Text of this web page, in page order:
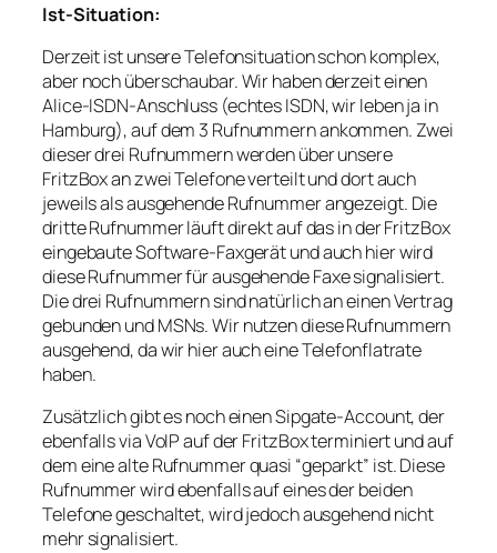
Ist-Situation:
Derzeit ist unsere Telefonsituation schon komplex,
aber noch überschaubar. Wir haben derzeit einen
Alice-ISDN-Anschluss (echtes ISDN, wir leben ja in
Hamburg), auf dem 3 Rufnummern ankommen. Zwei
dieser drei Rufnummern werden über unsere
FritzBox an zwei Telefone verteilt und dort auch
jeweils als ausgehende Rufnummer angezeigt. Die
dritte Rufnummer läuft direkt auf das in der FritzBox
eingebaute Software-Faxgerät und auch hier wird
diese Rufnummer für ausgehende Faxe signalisiert.
Die drei Rufnummern sind natürlich an einen Vertrag
gebunden und MSNs. Wir nutzen diese Rufnummern
ausgehend, da wir hier auch eine Telefonflatrate
haben.
Zusätzlich gibt es noch einen Sipgate-Account, der
ebenfalls via VoIP auf der FritzBox terminiert und auf
dem eine alte Rufnummer quasi “geparkt” ist. Diese
Rufnummer wird ebenfalls auf eines der beiden
Telefone geschaltet, wird jedoch ausgehend nicht
mehr signalisiert.